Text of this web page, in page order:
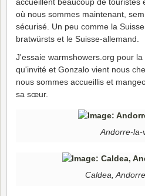
où nous sommes maintenant,
sécurisé. Un peu comme la
bratwürsts et le Suisse-allemand.
J'essaie warmshowers.org pour
qu'invité et Gonzalo vient nous
nous sommes accueillis et
sa sœur.
Andorre-la-
Caldea,